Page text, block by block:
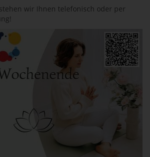
wir Ihnen telefonisch oder per